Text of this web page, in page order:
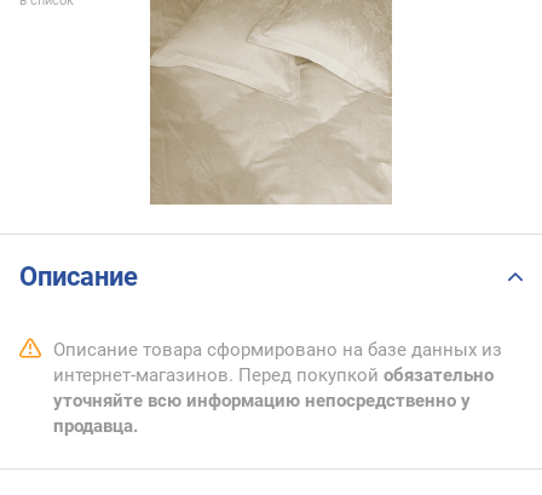
Описание
Описание товара сформировано на базе данных из
интернет-магазинов. Перед покупкой обязательно
уточняйте всю информацию непосредственно у
продавца.